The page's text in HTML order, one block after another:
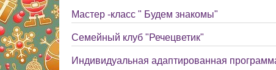
Мастер -класс " Будем знакомы"
Семейный клуб "Речецветик"
Индивидуальная адаптированная